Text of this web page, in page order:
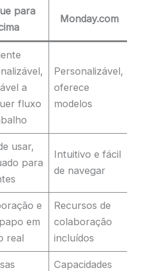
para
Monday.com
a
fluxo
Personalizável,
oferece
modelos
usar,
para
Intuitivo e fácil
de navegar
e
em
real
Recursos de
colaboração
incluídos
Capacidades